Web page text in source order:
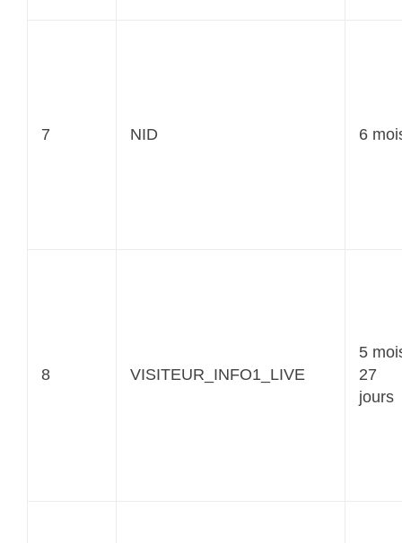
7 NID 6
8 VISITEUR_INFO1_LIVE
5
27
jours